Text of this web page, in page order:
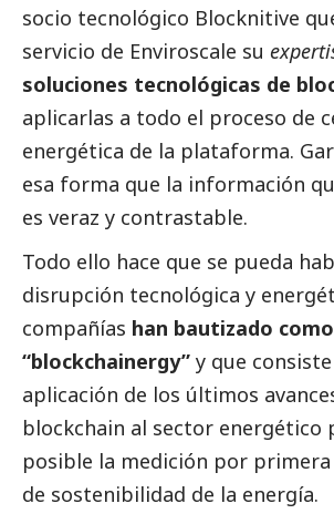
socio tecnológico Blocknitive
servicio de Enviroscale su
soluciones tecnológicas de
aplicarlas a todo el proceso de
energética de la plataforma.
esa forma que la información
es veraz y contrastable.
Todo ello hace que se pueda
disrupción tecnológica y
compañías han bautizado como
“blockchainergy” y que
aplicación de los últimos
blockchain al sector energético
posible la medición por primera
de sostenibilidad de la energía.